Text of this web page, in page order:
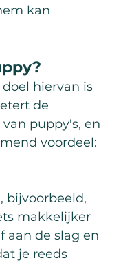
kan
hiervan is
de
puppy's, en
voordeel:
bijvoorbeeld,
makkelijker
aan de slag en
je reeds